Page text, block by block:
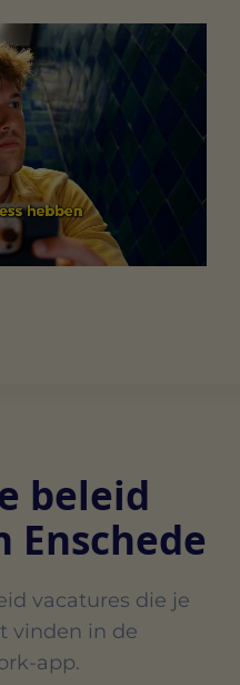
beleid
Enschede
vacatures die je
vinden in de
app.